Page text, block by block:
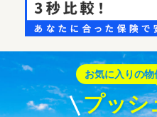
お気に入りの物
プッシ